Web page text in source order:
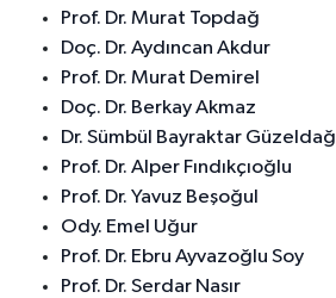
Prof. Dr. Murat Topdağ
Doç. Dr. Aydıncan Akdur
Prof. Dr. Murat Demirel
Doç. Dr. Berkay Akmaz
Dr. Sümbül Bayraktar Güzeldağ
Prof. Dr. Alper Fındıkçıoğlu
Prof. Dr. Yavuz Beşoğul
Ody. Emel Uğur
Prof. Dr. Ebru Ayvazoğlu Soy
Prof. Dr. Serdar Nasır